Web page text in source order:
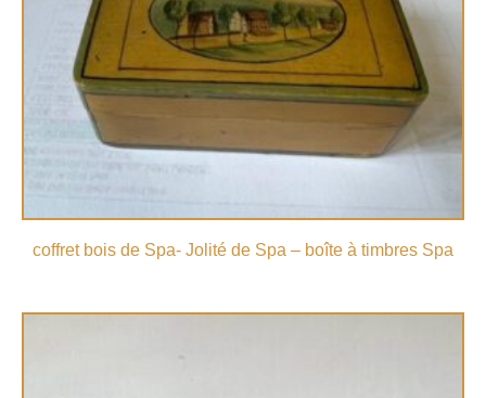
coffret bois de Spa- Jolité de Spa – boîte à timbres Spa